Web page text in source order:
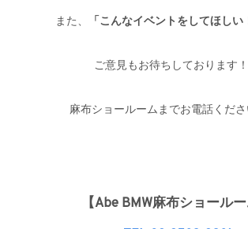
また、 「こんなイベントをしてほしい
ご意見もお待ちしております！
麻布ショールームまでお電話くだ
【Abe BMW麻布ショールー